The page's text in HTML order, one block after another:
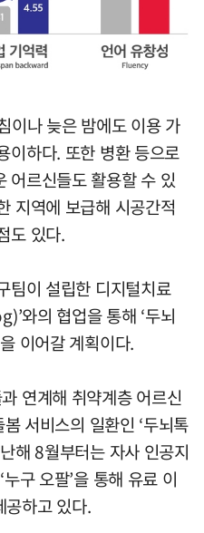
이나 늦은 밤에도 이용 가
이하다. 또한 병환 등으로
어르신들도 활용할 수 있
지역에 보급해 시공간적
도 있다.
팀이 설립한 디지털치료
와의 협업을 통해 ‘두뇌
이어갈 계획이다.
연계해 취약계층 어르신
서비스의 일환인 ‘두뇌톡
해 8월부터는 자사 인공지
구 오팔’을 통해 유료 이
공하고 있다.